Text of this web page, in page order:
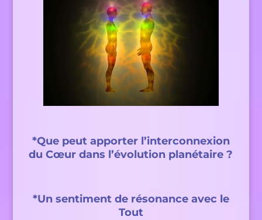
*Que peut apporter l’interconnexion
du Cœur dans l’évolution planétaire ?
*Un sentiment de résonance avec le
Tout